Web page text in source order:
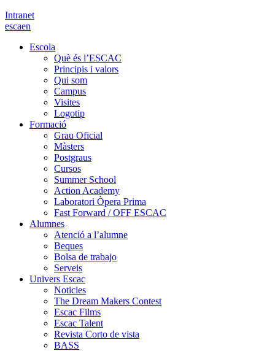
Intranet
escaen
Escola
Què és l’ESCAC
Principis i valors
Qui som
Campus
Visites
Logotip
Formació
Grau Oficial
Màsters
Postgraus
Cursos
Summer School
Action Academy
Laboratori Òpera Prima
Fast Forward / OFF ESCAC
Alumnes
Atenció a l’alumne
Beques
Bolsa de trabajo
Serveis
Univers Escac
Noticies
The Dream Makers Contest
Escac Films
Escac Talent
Revista Corto de vista
BASS